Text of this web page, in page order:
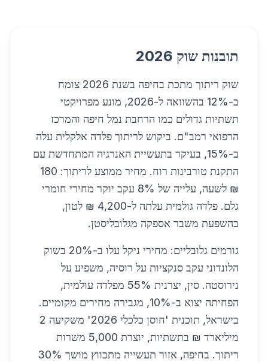
תובנות שוק 2026
שוק ריתוך מתכת בחיפה בשנת 2026 צומח
ב-12% בהשוואה ל-2026, מונע מפרויקטי
תשתיות גדולים כמו הרחבת נמל חיפה והמרכז
הרפואי רמב"ם. ביקוש לריתוך פלדה אלקלית עלה
ב-15%, בעיקר בתעשיית האנרגיה המתחדשת עם
התקנת טורבינות רוח. מחיר ממוצע לריתוך: 180
₪ לשעה, עלייה של 8% עקב יוקר מחירי חומרי
גלם. פלדה גולמית עלתה ל-4,200 ₪ לטון,
בהשפעת משבר אספקה מגלובליסטן.
גורמים גלובליים: מחירי ניקל עלו ב-20% בשוק
הלונדוני עקב סנקציות על רוסיה, משפיע על
נירוסטה. סין, יצרנית 55% מפלדה עולמית,
הפחיתה יצוא ב-10%, מגבירה מחירים מקומיים.
בישראל, תוכנית 'חוסן כלכלי 2026' משקיעה 2
מיליארד ₪ בתשתיות, יוצרת 5,000 משרות
ריתוך. בחיפה, אזור תעשייה מתכווץ מושך 30%